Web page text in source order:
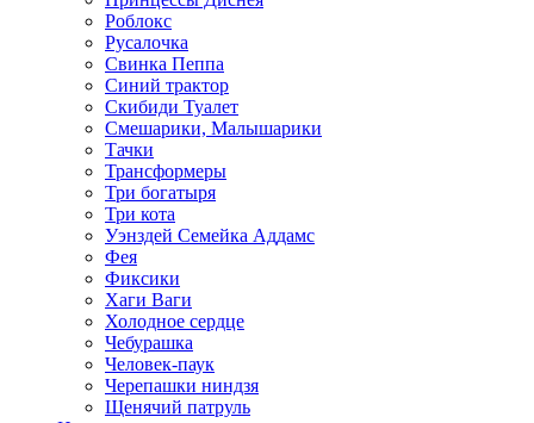
Роблокс
Русалочка
Свинка Пеппа
Синий трактор
Скибиди Туалет
Смешарики, Малышарики
Тачки
Трансформеры
Три богатыря
Три кота
Уэнздей Семейка Аддамс
Фея
Фиксики
Хаги Ваги
Холодное сердце
Чебурашка
Человек-паук
Черепашки ниндзя
Щенячий патруль